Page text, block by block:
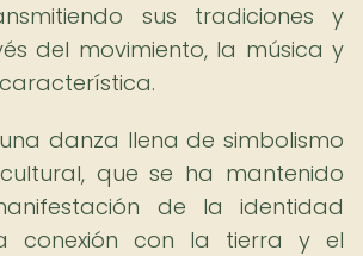
sus tradiciones y
del movimiento, la música y
danza llena de simbolismo
que se ha mantenido
de la identidad
conexión con la tierra y el